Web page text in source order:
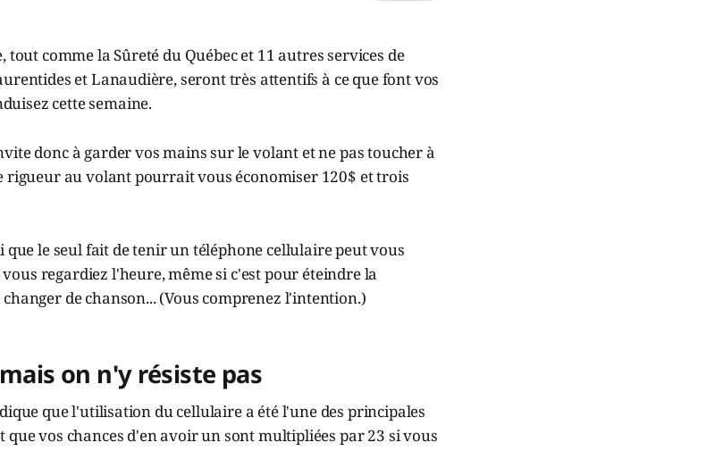
tout comme la Sûreté du Québec et 11 autres services de
et Lanaudière, seront très attentifs à ce que font vos
cette semaine.
donc à garder vos mains sur le volant et ne pas toucher à
rigueur au volant pourrait vous économiser 120$ et trois
que le seul fait de tenir un téléphone cellulaire peut vous
regardiez l'heure, même si c'est pour éteindre la
de chanson... (Vous comprenez l'intention.)
on n'y résiste pas
que l'utilisation du cellulaire a été l'une des principales
que vos chances d'en avoir un sont multipliées par 23 si vous